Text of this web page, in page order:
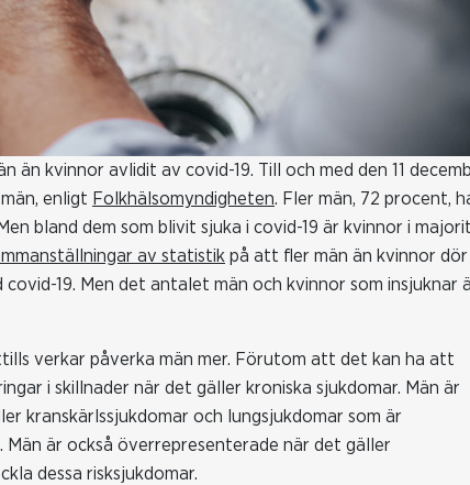
än kvinnor avlidit av covid-19. Till och med den 11
enligt Folkhälsomyndigheten. Fler män, 72 procent,
bland dem som blivit sjuka i covid-19 är kvinnor i
av statistik på att fler män än kvinnor dör
19. Men det antalet män och kvinnor som insjuknar
verkar påverka män mer. Förutom att det kan ha att
i skillnader när det gäller kroniska sjukdomar. Män är
kranskärlssjukdomar och lungsjukdomar som är
är också överrepresenterade när det gäller
dessa risksjukdomar.